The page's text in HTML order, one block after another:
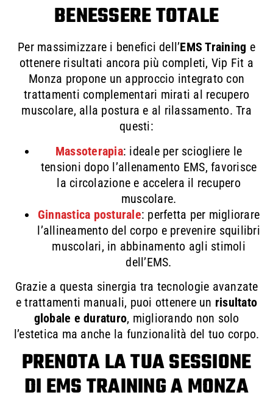
BENESSERE TOTALE
Per massimizzare i benefici dell’EMS Training e
ottenere risultati ancora più completi, Vip Fit a
Monza propone un approccio integrato con
trattamenti complementari mirati al recupero
muscolare, alla postura e al rilassamento. Tra
questi:
Massoterapia: ideale per sciogliere le
tensioni dopo l’allenamento EMS, favorisce
la circolazione e accelera il recupero
muscolare.
Ginnastica posturale: perfetta per migliorare
l’allineamento del corpo e prevenire squilibri
muscolari, in abbinamento agli stimoli
dell’EMS.
Grazie a questa sinergia tra tecnologie avanzate
e trattamenti manuali, puoi ottenere un risultato
globale e duraturo, migliorando non solo
l’estetica ma anche la funzionalità del tuo corpo.
PRENOTA LA TUA SESSIONE
DI EMS TRAINING A MONZA